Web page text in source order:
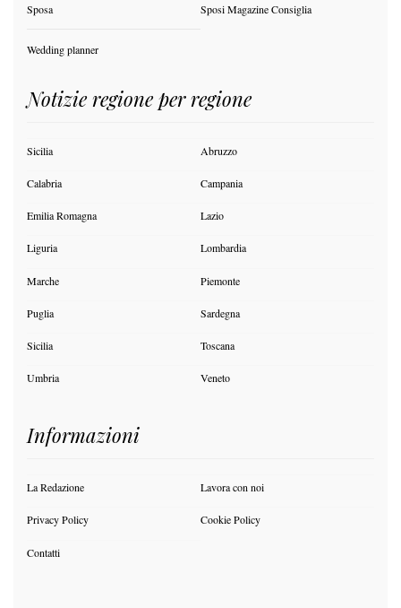
Sposa Sposi Magazine Consiglia
Wedding planner
Notizie regione per regione
Sicilia Abruzzo
Calabria Campania
Emilia Romagna Lazio
Liguria Lombardia
Marche Piemonte
Puglia Sardegna
Sicilia Toscana
Umbria Veneto
Informazioni
La Redazione Lavora con noi
Privacy Policy Cookie Policy
Contatti